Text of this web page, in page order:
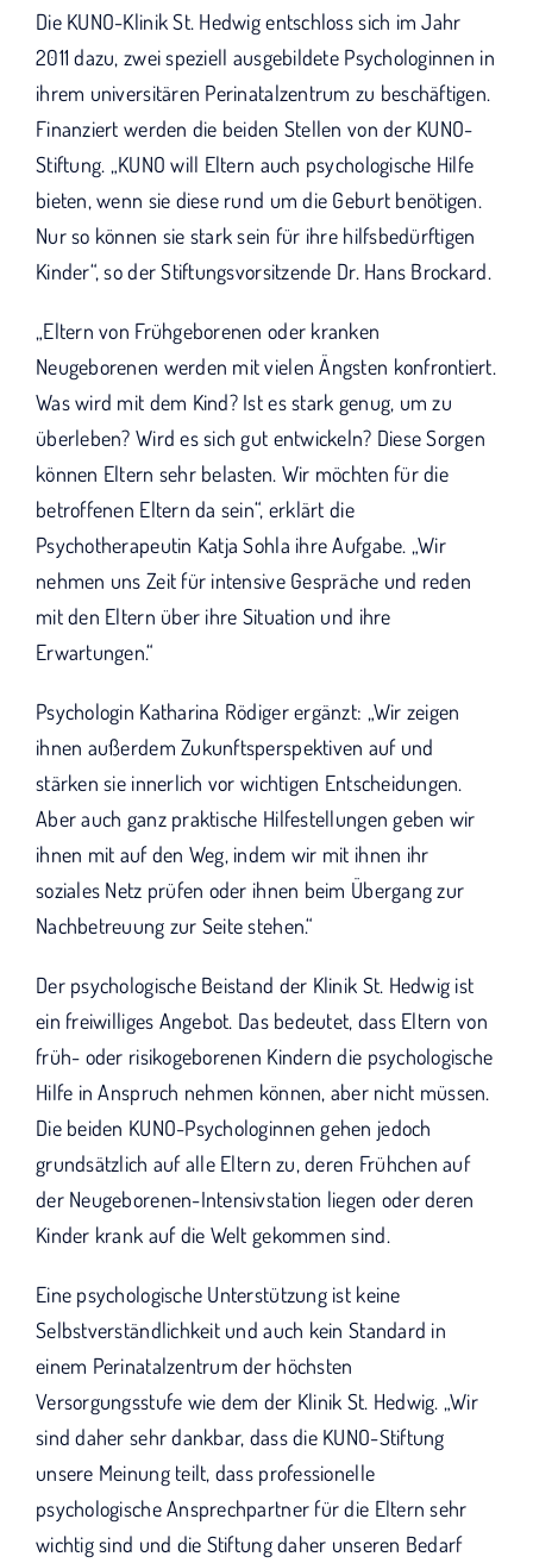
Die KUNO-Klinik St. Hedwig entschloss sich im Jahr
2011 dazu, zwei speziell ausgebildete Psychologinnen in
ihrem universitären Perinatalzentrum zu beschäftigen.
Finanziert werden die beiden Stellen von der KUNO-
Stiftung. „KUNO will Eltern auch psychologische Hilfe
bieten, wenn sie diese rund um die Geburt benötigen.
Nur so können sie stark sein für ihre hilfsbedürftigen
Kinder“, so der Stiftungsvorsitzende Dr. Hans Brockard.
„Eltern von Frühgeborenen oder kranken
Neugeborenen werden mit vielen Ängsten konfrontiert.
Was wird mit dem Kind? Ist es stark genug, um zu
überleben? Wird es sich gut entwickeln? Diese Sorgen
können Eltern sehr belasten. Wir möchten für die
betroffenen Eltern da sein“, erklärt die
Psychotherapeutin Katja Sohla ihre Aufgabe. „Wir
nehmen uns Zeit für intensive Gespräche und reden
mit den Eltern über ihre Situation und ihre
Erwartungen.“
Psychologin Katharina Rödiger ergänzt: „Wir zeigen
ihnen außerdem Zukunftsperspektiven auf und
stärken sie innerlich vor wichtigen Entscheidungen.
Aber auch ganz praktische Hilfestellungen geben wir
ihnen mit auf den Weg, indem wir mit ihnen ihr
soziales Netz prüfen oder ihnen beim Übergang zur
Nachbetreuung zur Seite stehen.“
Der psychologische Beistand der Klinik St. Hedwig ist
ein freiwilliges Angebot. Das bedeutet, dass Eltern von
früh- oder risikogeborenen Kindern die psychologische
Hilfe in Anspruch nehmen können, aber nicht müssen.
Die beiden KUNO-Psychologinnen gehen jedoch
grundsätzlich auf alle Eltern zu, deren Frühchen auf
der Neugeborenen-Intensivstation liegen oder deren
Kinder krank auf die Welt gekommen sind.
Eine psychologische Unterstützung ist keine
Selbstverständlichkeit und auch kein Standard in
einem Perinatalzentrum der höchsten
Versorgungsstufe wie dem der Klinik St. Hedwig. „Wir
sind daher sehr dankbar, dass die KUNO-Stiftung
unsere Meinung teilt, dass professionelle
psychologische Ansprechpartner für die Eltern sehr
wichtig sind und die Stiftung daher unseren Bedarf